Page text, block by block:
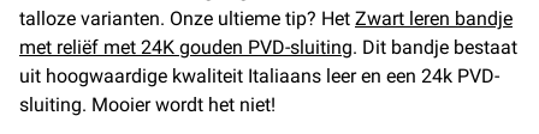
talloze varianten. Onze ultieme tip? Het Zwart leren bandje
met reliëf met 24K gouden PVD-sluiting. Dit bandje bestaat
uit hoogwaardige kwaliteit Italiaans leer en een 24k PVD-
sluiting. Mooier wordt het niet!